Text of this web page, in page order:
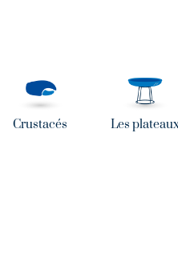
Crustacés Les